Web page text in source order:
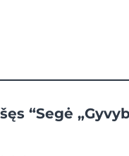
“Segė